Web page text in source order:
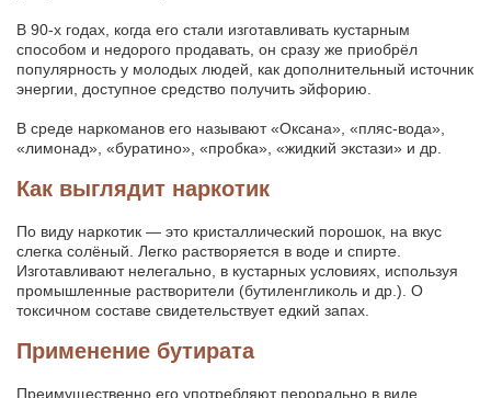
В 90-х годах, когда его стали изготавливать кустарным
способом и недорого продавать, он сразу же приобрёл
популярность у молодых людей, как дополнительный источник
энергии, доступное средство получить эйфорию.
В среде наркоманов его называют «Оксана», «пляс-вода»,
«лимонад», «буратино», «пробка», «жидкий экстази» и др.
Как выглядит наркотик
По виду наркотик — это кристаллический порошок, на вкус
слегка солёный. Легко растворяется в воде и спирте.
Изготавливают нелегально, в кустарных условиях, используя
промышленные растворители (бутиленгликоль и др.). О
токсичном составе свидетельствует едкий запах.
Применение бутирата
Преимущественно его употребляют перорально в виде